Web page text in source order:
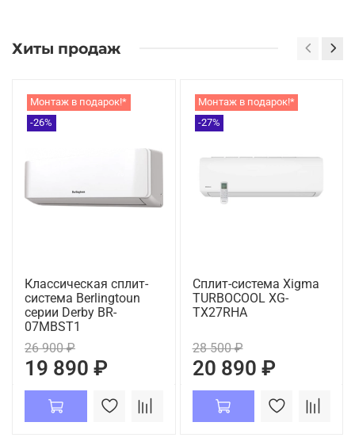
Хиты продаж
Монтаж в подарок!*
-26%
Классическая сплит-
система Berlingtoun
серии Derby BR-
07MBST1
26 900 ₽
19 890 ₽
Монтаж в подарок!*
-27%
Сплит-система Xigma
TURBOCOOL XG-
TX27RHA
28 500 ₽
20 890 ₽